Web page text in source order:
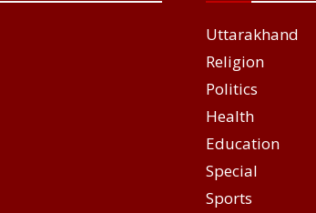
Uttarakhand
Religion
Politics
Health
Education
Special
Sports